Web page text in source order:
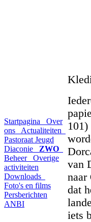
Startpagina
Over
ons
Actualiteiten
Pastoraat Jeugd
Diaconie
ZWO
Beheer
Overige
activiteiten
Downloads
Foto's en films
Persberichten
ANBI
van
naar
dat
iets